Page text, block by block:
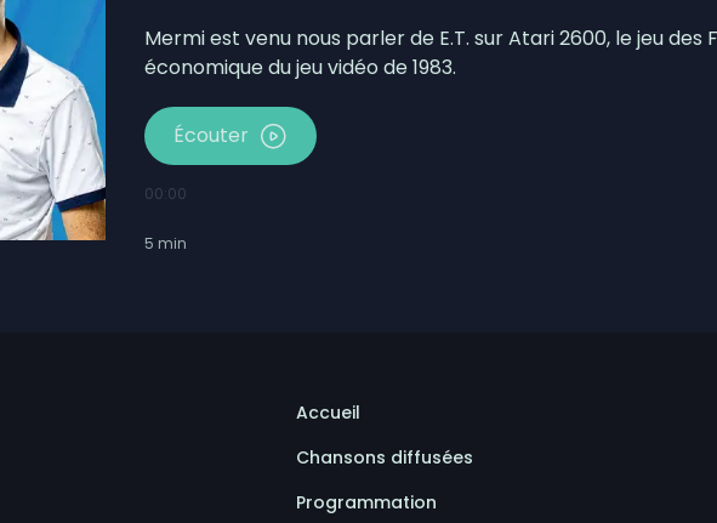
de-Broughton fermée ce jeudi
Mermi est venu nous parler de E.T. sur Atari 2600, le jeu des
économique du jeu vidéo de 1983.
Écouter
00:00
5 min
Accueil
Chansons diffusées
Programmation